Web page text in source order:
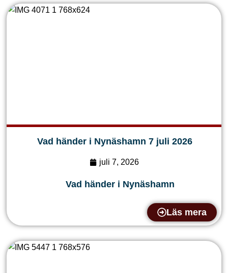
Vad händer i Nynäshamn 7 juli 2026
juli 7, 2026
Vad händer i Nynäshamn
Läs mera